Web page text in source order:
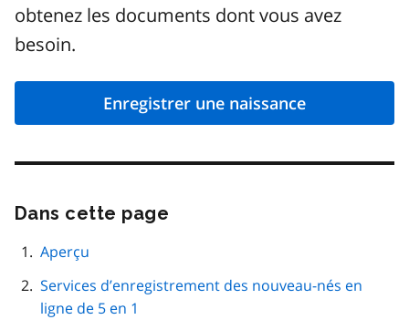
obtenez les documents dont vous avez
besoin.
Enregistrer une naissance
Dans cette page
page
Aperçu
Services d’enregistrement des nouveau-nés en
ligne de 5 en 1